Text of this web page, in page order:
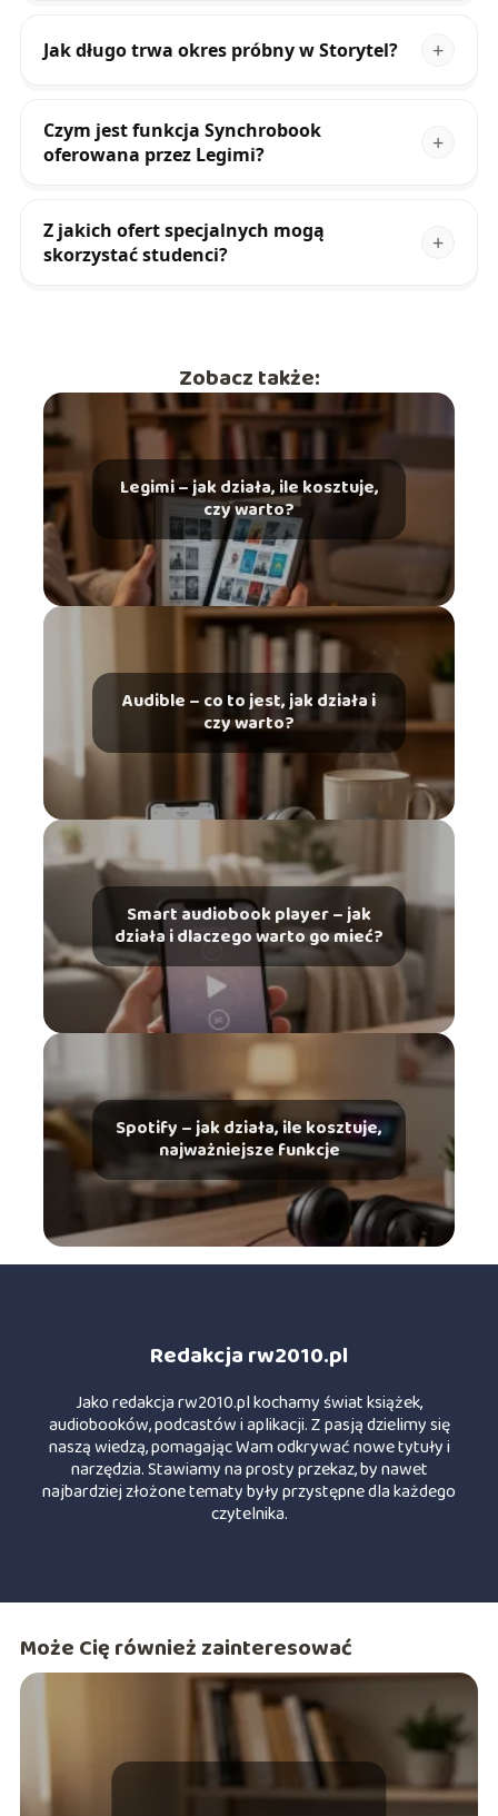
Jak długo trwa okres próbny w Storytel?
Czym jest funkcja Synchrobook
oferowana przez Legimi?
Z jakich ofert specjalnych mogą
skorzystać studenci?
Zobacz także:
Legimi – jak działa, ile kosztuje,
czy warto?
Audible – co to jest, jak działa i
czy warto?
Smart audiobook player – jak
działa i dlaczego warto go mieć?
Spotify – jak działa, ile kosztuje,
najważniejsze funkcje
Redakcja rw2010.pl
Jako redakcja rw2010.pl kochamy świat książek,
audiobooków, podcastów i aplikacji. Z pasją dzielimy się
naszą wiedzą, pomagając Wam odkrywać nowe tytuły i
narzędzia. Stawiamy na prosty przekaz, by nawet
najbardziej złożone tematy były przystępne dla każdego
czytelnika.
Może Cię również zainteresować